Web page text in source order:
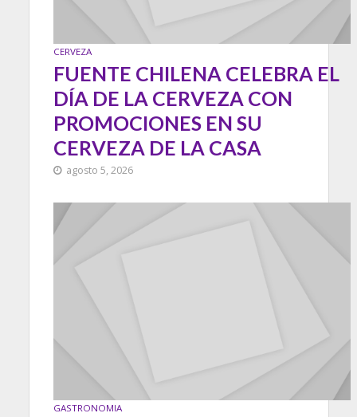
CERVEZA
FUENTE CHILENA CELEBRA EL
DÍA DE LA CERVEZA CON
PROMOCIONES EN SU
CERVEZA DE LA CASA
agosto 5, 2026
GASTRONOMIA